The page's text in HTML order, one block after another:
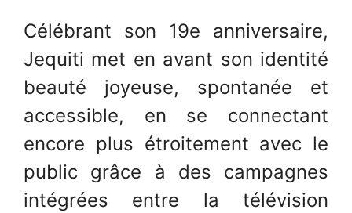
Célébrant son 19e anniversaire,
Jequiti met en avant son identité
beauté joyeuse, spontanée et
accessible, en se connectant
encore plus étroitement avec le
public grâce à des campagnes
intégrées entre la télévision